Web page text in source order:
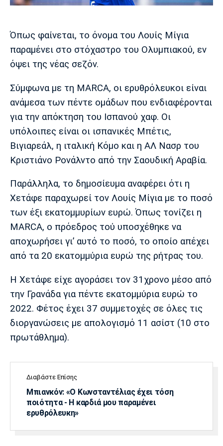
Cine Spot
Media
Παρασκήνιο
Ιωνικός Κηφισιά Πανσερραϊκός
Μπαρτσελόνα
Μαδρίτης
Μαδρίτης
Λίβερπουλ
Μάντσεστερ
Γιουβέντους
Ίντερ Μίλαν Μπάγερν
Μπορούσια
Μονακό
Ερυθρός
Αστέρας
Τότεναμ
Όπως φαίνεται, το όνομα του Λουίς Μίγια
παραμένει στο στόχαστρο του Ολυμπιακού, εν
όψει της νέας σεζόν.
Σύμφωνα με τη MARCA, οι ερυθρόλευκοι είναι
ανάμεσα των πέντε ομάδων που ενδιαφέρονται
για την απόκτηση του Ισπανού χαφ. Οι
υπόλοιπες είναι οι ισπανικές Μπέτις,
Βιγιαρεάλ, η ιταλική Κόμο και η ΑΛ Νασρ του
Κριστιάνο Ρονάλντο από την Σαουδική Αραβία.
Παράλληλα, το δημοσίευμα αναφέρει ότι η
Χετάφε παραχωρεί τον Λουίς Μίγια με το ποσό
των έξι εκατομμυρίων ευρώ. Όπως τονίζει η
MARCA, ο πρόεδρος τού υποσχέθηκε να
αποχωρήσει γι’ αυτό το ποσό, το οποίο απέχει
από τα 20 εκατομμύρια ευρώ της ρήτρας του.
H Xετάφε είχε αγοράσει τον 31χρονο μέσο από
την Γρανάδα για πέντε εκατομμύρια ευρώ το
2022. Φέτος έχει 37 συμμετοχές σε όλες τις
διοργανώσεις με απολογισμό 11 ασίστ (10 στο
πρωτάθλημα).
Διαβάστε Επίσης
Μπιανκόν: «Ο Κωνσταντέλιας έχει τόση
ποιότητα - Η καρδιά μου παραμένει
ερυθρόλευκη»